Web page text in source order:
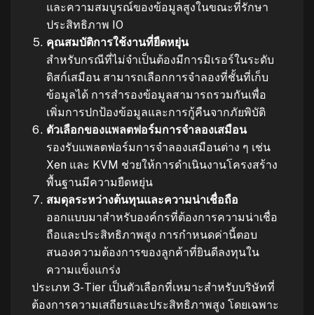
และความสมบูรณ์ของข้อมูลสูงในขณะที่รักษา
ประสิทธิภาพ IO
คุณสมบัติการใช้งานที่ยืดหยุ่น
สำหรับกรณีที่ไม่จำเป็นต้องมีการมิเรอร์ในระดับ
ดิสก์เสมือน สามารถเลือกการจำลองที่ชั้นที่เก็บ
ข้อมูลได้ การสำรองข้อมูลสามารถรวมกันเพื่อ
เพิ่มการปกป้องข้อมูลและการกู้คืนจากภัยพิบัติ
ตัวเลือกของแพลตฟอร์มการจำลองเสมือน
รองรับแพลตฟอร์มการจำลองเสมือนต่าง ๆ เช่น
Xen และ KVM ช่วยให้การดำเนินงานโครงสร้าง
พื้นฐานมีความยืดหยุ่น
สมดุลระหว่างต้นทุนและความน่าเชื่อถือ
ออกแบบมาสำหรับองค์กรที่ต้องการความน่าเชื่อ
ถือและประสิทธิภาพสูง การกำหนดค่านี้ตอบ
สนองความต้องการของลูกค้าที่ยินดีลงทุนใน
ความแข็งแกร่ง
ประเภท 3-Tier เป็นตัวเลือกที่เหมาะสำหรับบริษัทที่
ต้องการความเสถียรและประสิทธิภาพสูง โดยเฉพาะ